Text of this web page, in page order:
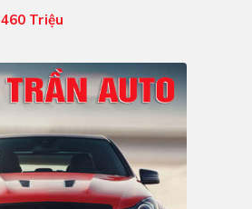
460 Triệu